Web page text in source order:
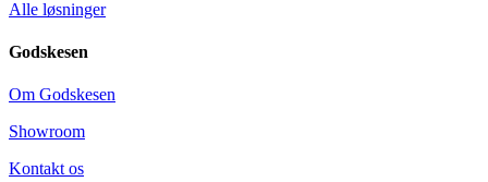
Alle løsninger
Godskesen
Om Godskesen
Showroom
Kontakt os